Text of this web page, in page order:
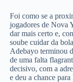
Foi como se a
jogadores de Nova
dar mais certo e,
soube cuidar da
Adebayo terminou
de uma falta
decisivo, com a
e deu a chance